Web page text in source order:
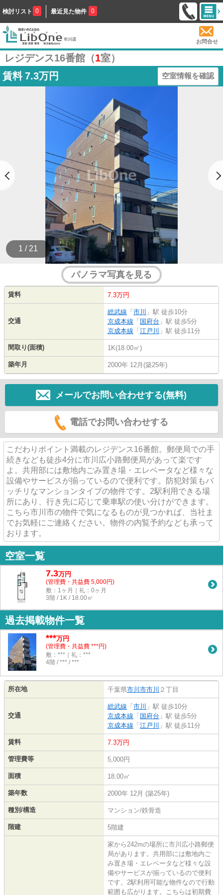
検討リスト 0 最近見た物件 0
お問合せ
レジデンス16番館（1室）
賃料 7.3万円 空室情報を確認
1 / 21
パノラマ写真を見る
賃料 7.3万円
交通
総武線 「 市川 」駅 徒歩10分
京成本線 「 国府台 」駅 徒歩5分
京成本線 「 江戸川 」駅 徒歩11分
間取り(面積) 1K(18.00㎡)
築年月 2000年 12月(築25年)
メールでお問い合わせする(無料)
電話でお問い合わせする
こだわりポイント満載のレジデンス16番館。郵便局での手
続きなども徒歩4分に市川広小路郵便局があって楽です
よ。共用部には敷地内ごみ置き場・エレベータなど様々な
設備やサービスが揃っているので便利です。防犯対策もバ
ッチリなマンションタイプの物件です。2駅利用できる場
所にあり、行き先に応じて乗車駅の使い分けができます。
こちら市川市の物件で気になるものが見つかれば、当社ま
でお気軽にご連絡ください。物件の内覧予約なども承って
おります。
空室一覧
7.3万円
(管理費・共益費 5,000円)
敷：1ヶ月｜礼：0ヶ月
3階 / 1K / 18.00㎡
過去掲載物件一覧
***万円
(管理費・共益費 ***円)
敷：***｜礼：***
4階 / *** / ***
所在地 千葉県市川市市川 ２丁目
交通
総武線 「 市川 」駅 徒歩10分
京成本線 「 国府台 」駅 徒歩5分
京成本線 「 江戸川 」駅 徒歩11分
賃料 7.3万円
管理費等 5,000円
面積 18.00㎡
築年数 2000年 12月 (築25年)
種別/構造 マンション/鉄骨造
階建 5階建
家から242mの場所に市川広小路郵便
局があります。共用部には敷地内ご
み置き場・エレベータなど様々な設
備やサービスが揃っているので便利
です。2駅利用可能な物件なので行動
範囲も広がります。こちらは初期費